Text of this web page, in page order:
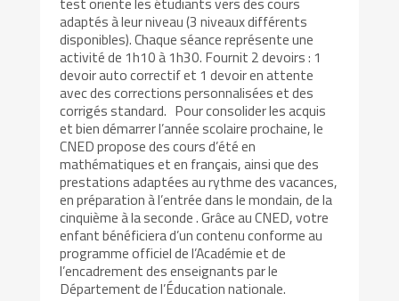
adaptés à leur niveau (3 niveaux différents
disponibles). Chaque séance représente une
activité de 1h10 à 1h30. Fournit 2 devoirs : 1
devoir auto correctif et 1 devoir en attente
avec des corrections personnalisées et des
corrigés standard. Pour consolider les acquis
et bien démarrer l’année scolaire prochaine, le
CNED propose des cours d’été en
mathématiques et en français, ainsi que des
prestations adaptées au rythme des vacances,
en préparation à l’entrée dans le mondain, de la
cinquième à la seconde . Grâce au CNED, votre
enfant bénéficiera d’un contenu conforme au
programme officiel de l’Académie et de
l’encadrement des enseignants par le
Département de l’Éducation nationale.